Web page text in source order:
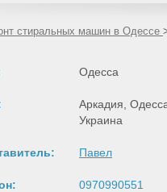
стиральных машин в Одессе
Одесса
Аркадия,
Украина
Павел
0970990551